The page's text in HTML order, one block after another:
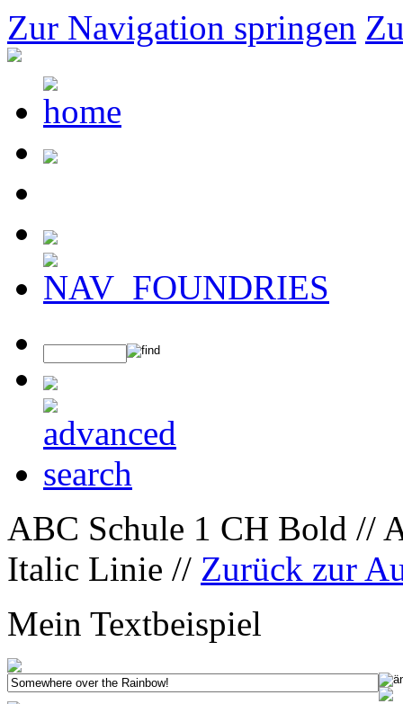
Zur Navigation springen
ABC Schule 1 CH Bold //
Italic Linie // Zurück zur
Mein Textbeispiel